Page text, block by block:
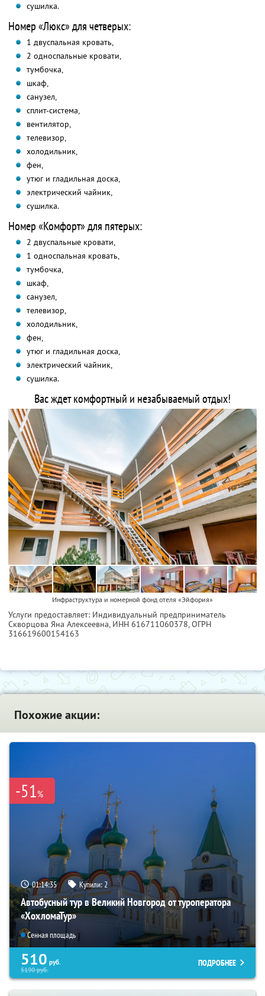
сушилка.
Номер «Люкс» для четверых:
1 двуспальная кровать,
2 односпальные кровати,
тумбочка,
шкаф,
санузел,
сплит-система,
вентилятор,
телевизор,
холодильник,
фен,
утюг и гладильная доска,
электрический чайник,
сушилка.
Номер «Комфорт» для пятерых:
2 двуспальные кровати,
1 односпальная кровать,
тумбочка,
шкаф,
санузел,
телевизор,
холодильник,
фен,
утюг и гладильная доска,
электрический чайник,
сушилка.
Вас ждет комфортный и незабываемый отдых!
Инфраструктура и номерной фонд отеля «Эйфория»
Услуги предоставляет: Индивидуальный предприниматель
Скворцова Яна Алексеевна, ИНН 616711060378, ОГРН
316619600154163
Похожие акции:
-51%
01:14:34 Купили:2
Автобусный тур в Великий Новгород от туроператора
«ХохломаТур»
Сенная площадь
510 руб.
5190руб.
ПОДРОБНЕЕ